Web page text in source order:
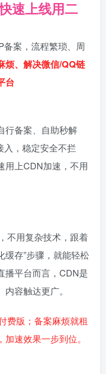
速上线用二
案，流程繁琐、周
烦、解决微信/QQ链
台
行备案、自助秒解
，稳定安全不拦
用上CDN加速，不用
，不用复杂技术，跟着
存”步骤，就能轻松
播平台而言，CDN是
容触达更广。
费版；备案麻烦就租
加速效果一步到位。